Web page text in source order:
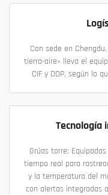
Con sede en
tierra-aire» lleva el
CIF y DDP, según lo
Tecnología
Grúas torre:
tiempo real para
y la temperatura del
con alertas integradas